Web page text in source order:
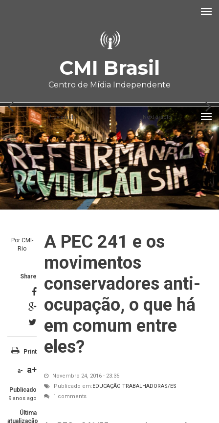
CMI Brasil
Centro de Mídia Independente
Prev article Next article
Por CMI-
Rio
Share
Print
a- a+
Publicado
9 anos ago
Última
atualização
A PEC 241 e os
movimentos
conservadores anti-
ocupação, o que há
em comum entre
eles?
Novembro 24, 2016 - 23:35
Publicado em:EDUCAÇÃO TRABALHADORAS/ES
1 comments